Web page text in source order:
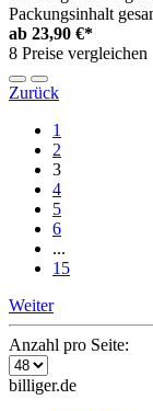
Packungsinhalt
ab 23,90 €*
8 Preise vergleichen
Zurück
1
2
3
4
5
6
...
15
Weiter
Anzahl pro Seite:
billiger.de